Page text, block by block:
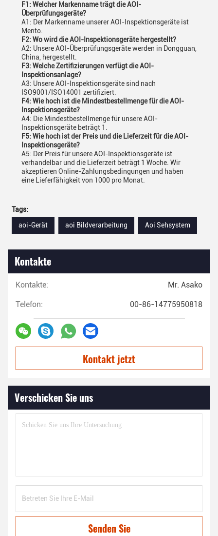
F1: Welcher Markenname trägt die AOI-
Überprüfungsgeräte?
A1: Der Markenname unserer AOI-Inspektionsgeräte ist
Mento.
F2: Wo wird die AOI-Inspektionsgeräte hergestellt?
A2: Unsere AOI-Überprüfungsgeräte werden in Dongguan,
China, hergestellt.
F3: Welche Zertifizierungen verfügt die AOI-
Inspektionsanlage?
A3: Unsere AOI-Inspektionsgeräte sind nach
ISO9001/ISO14001 zertifiziert.
F4: Wie hoch ist die Mindestbestellmenge für die AOI-
Inspektionsgeräte?
A4: Die Mindestbestellmenge für unsere AOI-
Inspektionsgeräte beträgt 1.
F5: Wie hoch ist der Preis und die Lieferzeit für die AOI-
Inspektionsgeräte?
A5: Der Preis für unsere AOI-Inspektionsgeräte ist
verhandelbar und die Lieferzeit beträgt 1 Woche. Wir
akzeptieren Online-Zahlungsbedingungen und haben
eine Lieferfähigkeit von 1000 pro Monat.
Tags:
aoi-Gerät
aoi Bildverarbeitung Aoi Sehsystem
Kontakte
Kontakte: Mr. Asako
Telefon: 00-86-14775950818
Kontakt jetzt
Verschicken Sie uns
Senden Sie